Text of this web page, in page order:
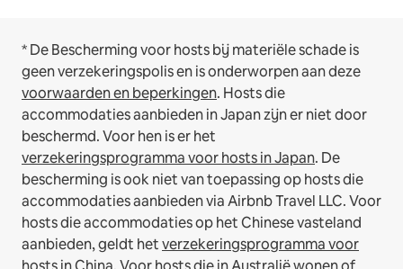
* De Bescherming voor hosts bij materiële schade is
geen verzekeringspolis en is onderworpen aan deze
voorwaarden en beperkingen. Hosts die
accommodaties aanbieden in Japan zijn er niet door
beschermd. Voor hen is er het
verzekeringsprogramma voor hosts in Japan. De
bescherming is ook niet van toepassing op hosts die
accommodaties aanbieden via Airbnb Travel LLC.Voor
hosts die accommodaties op het Chinese vasteland
aanbieden, geldt hetverzekeringsprogramma voor